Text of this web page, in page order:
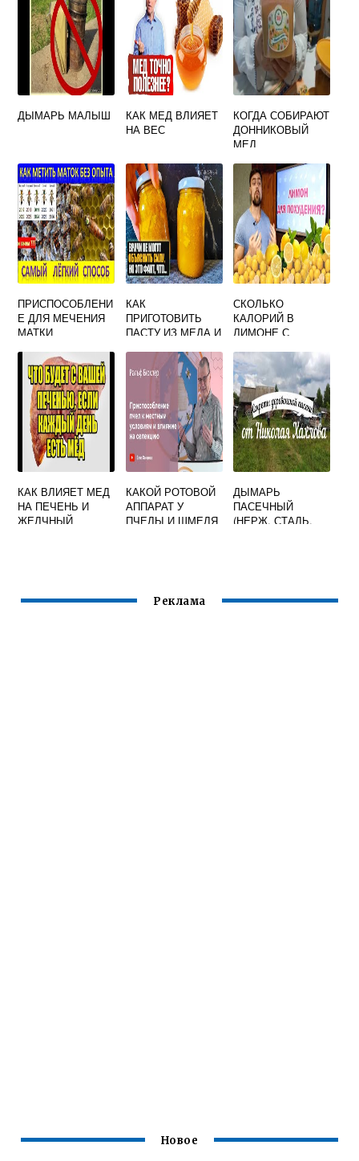
ДЫМАРЬ МАЛЫШ
КАК МЕД ВЛИЯЕТ
НА ВЕС
КОГДА СОБИРАЮТ
ДОННИКОВЫЙ
МЕД
ПРИСПОСОБЛЕНИ
Е ДЛЯ МЕЧЕНИЯ
МАТКИ
КАК
ПРИГОТОВИТЬ
ПАСТУ ИЗ МЕДА И
СКОЛЬКО
КАЛОРИЙ В
ЛИМОНЕ С
МЕДОМ
КАК ВЛИЯЕТ МЕД
НА ПЕЧЕНЬ И
ЖЕЛЧНЫЙ
КАКОЙ РОТОВОЙ
АППАРАТ У
ПЧЕЛЫ И ШМЕЛЯ
ДЫМАРЬ
ПАСЕЧНЫЙ
(НЕРЖ. СТАЛЬ,
Реклама
Новое